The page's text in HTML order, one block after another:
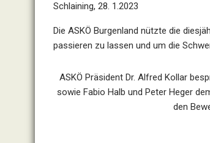
Schlaining, 28. 1.2023
Die ASKÖ Burgenland nützte die
passieren zu lassen und um die
ASKÖ Präsident Dr. Alfred Kollar
sowie Fabio Halb und Peter Heger
den